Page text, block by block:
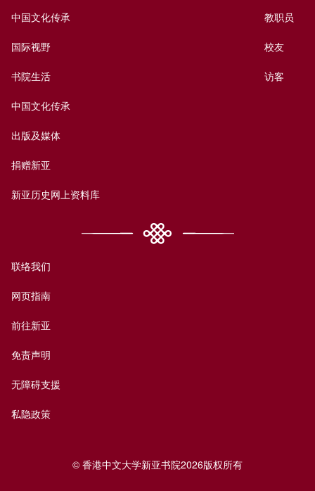
中国文化传承
国际视野
书院生活
中国文化传承
出版及媒体
捐赠新亚
新亚历史网上资料库
教职员
校友
访客
联络我们
网页指南
前往新亚
免责声明
无障碍支援
私隐政策
© 香港中文大学新亚书院2026版权所有